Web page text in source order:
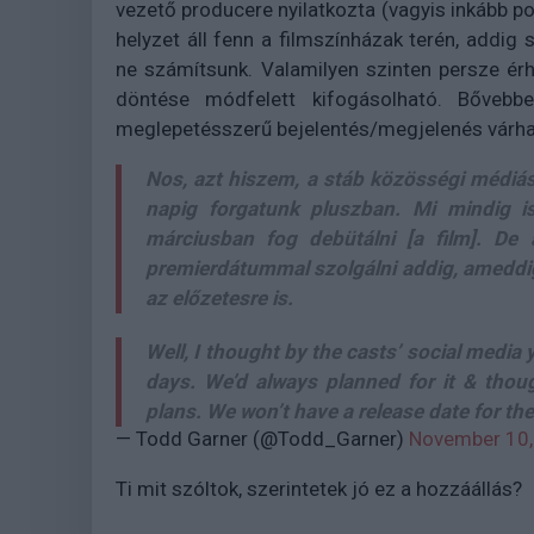
vezető producere nyilatkozta (vagyis inkább
helyzet áll fenn a filmszínházak terén, addig
ne számítsunk. Valamilyen szinten persze
döntése módfelett kifogásolható.
meglepetésszerű bejelentés/megjelenés
Nos, azt hiszem, a stáb közösségi
napig forgatunk pluszban. Mi mindig
márciusban fog debütálni [a film]. De
premierdátummal szolgálni addig,
az előzetesre is.
Well, I thought by the casts’ social media
days. We’d always planned for it &
plans. We won’t have a release date for
— Todd Garner (@Todd_Garner) November
Ti mit szóltok, szerintetek jó ez a hozzáállás?